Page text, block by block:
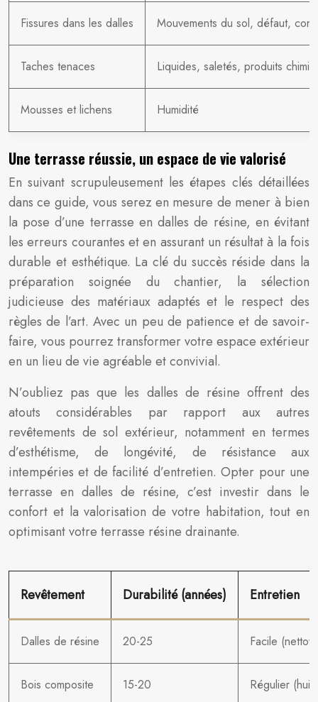
Fissures dans les dalles Mouvements du sol, défaut,
Taches tenaces Liquides, saletés, produits
Mousses et lichens Humidité
Une terrasse réussie, un espace de vie valorisé
En suivant scrupuleusement les étapes clés détaillées
dans ce guide, vous serez en mesure de mener à bien
la pose d’une terrasse en dalles de résine, en évitant
les erreurs courantes et en assurant un résultat à la fois
durable et esthétique. La clé du succès réside dans la
préparation soignée du chantier, la sélection
judicieuse des matériaux adaptés et le respect des
règles de l’art. Avec un peu de patience et de savoir-
faire, vous pourrez transformer votre espace extérieur
en un lieu de vie agréable et convivial.
N’oubliez pas que les dalles de résine offrent des
atouts considérables par rapport aux autres
revêtements de sol extérieur, notamment en termes
d’esthétisme, de longévité, de résistance aux
intempéries et de facilité d’entretien. Opter pour une
terrasse en dalles de résine, c’est investir dans le
confort et la valorisation de votre habitation, tout en
optimisant votre terrasse résine drainante.
Revêtement Durabilité (années) Entretien
Dalles de résine 20-25 Facile
Bois composite 15-20 Régulier